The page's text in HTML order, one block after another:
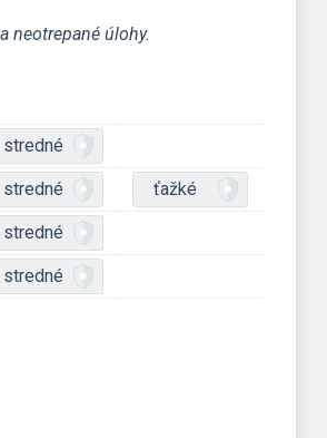
neotrepané úlohy.
stredné
stredné ťažké
stredné
stredné